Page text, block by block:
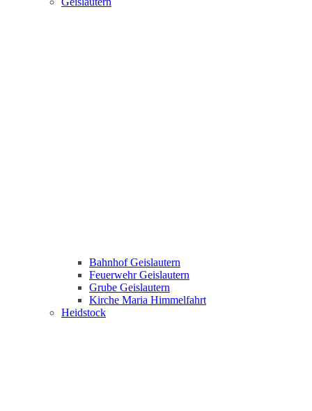
Bahnhof Geislautern
Feuerwehr Geislautern
Grube Geislautern
Kirche Maria Himmelfahrt
Heidstock